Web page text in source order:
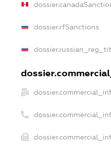
dossier.rfSanctions